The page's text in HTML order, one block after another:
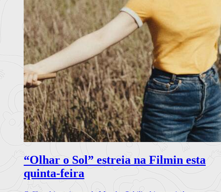
“Olhar o Sol” estreia na Filmin esta
quinta-feira